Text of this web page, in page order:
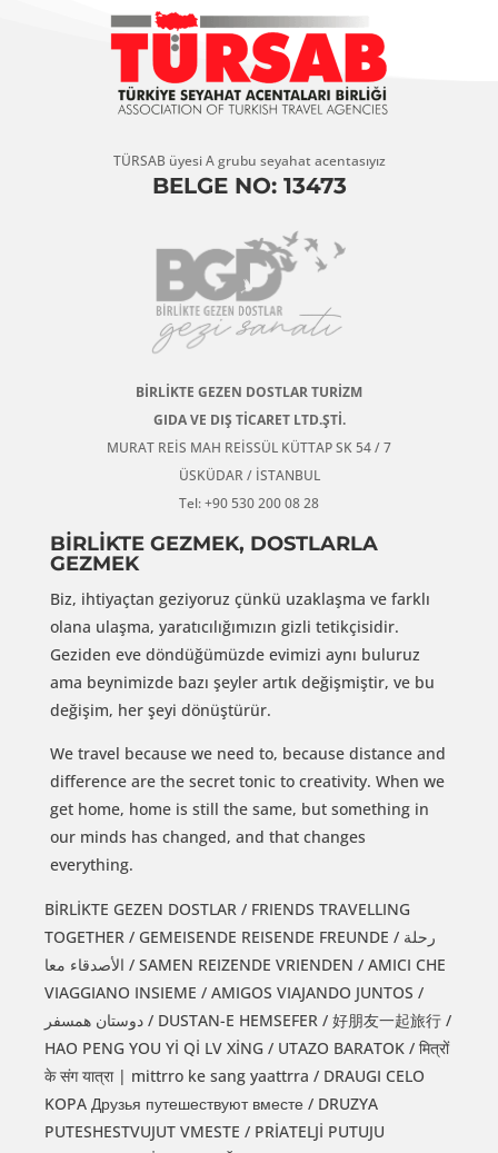
TÜRSAB üyesi A grubu seyahat acentasıyız
BELGE NO: 13473
BİRLİKTE GEZEN DOSTLAR TURİZM
GIDA VE DIŞ TİCARET LTD.ŞTİ.
MURAT REİS MAH REİSSÜL KÜTTAP SK 54 / 7
ÜSKÜDAR / İSTANBUL
Tel: +90 530 200 08 28
BİRLİKTE GEZMEK, DOSTLARLA
GEZMEK
Biz, ihtiyaçtan geziyoruz çünkü uzaklaşma ve farklı
olana ulaşma, yaratıcılığımızın gizli tetikçisidir.
Geziden eve döndüğümüzde evimizi aynı buluruz
ama beynimizde bazı şeyler artık değişmiştir, ve bu
değişim, her şeyi dönüştürür.
We travel because we need to, because distance and
difference are the secret tonic to creativity. When we
get home, home is still the same, but something in
our minds has changed, and that changes
everything.
BİRLİKTE GEZEN DOSTLAR / FRIENDS TRAVELLING
TOGETHER / GEMEISENDE REISENDE FREUNDE / رحلة
الأصدقاء معا / SAMEN REIZENDE VRIENDEN / AMICI CHE
VIAGGIANO INSIEME / AMIGOS VIAJANDO JUNTOS /
دوستان همسفر / DUSTAN-E HEMSEFER / 好朋友一起旅行 /
HAO PENG YOU Yİ Qİ LV XİNG / UTAZO BARATOK / मित्रों
के संग यात्रा | mittrro ke sang yaattrra / DRAUGI CELO
KOPA Друзья путешествуют вместе / DRUZYA
PUTESHESTVUJUT VMESTE / PRİATELJİ PUTUJU